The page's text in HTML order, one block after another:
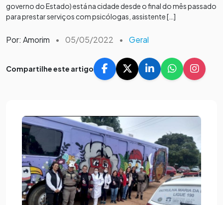
governo do Estado) está na cidade desde o final do mês passado
para prestar serviços com psicólogas, assistente […]
Por: Amorim • 05/05/2022 • Geral
Compartilhe este artigo